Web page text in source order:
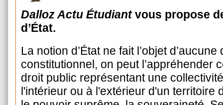
Dalloz Actu Étudiantvous propose
d’État.
La notion d’État ne fait l’objet
constitutionnel, on peut l’appréhender
droit public représentant une
l'intérieur ou à l'extérieur d'un